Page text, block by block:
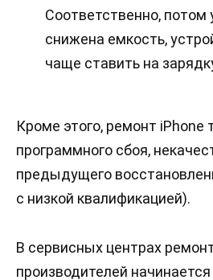
Соответственно, потом
снижена емкость,
чаще ставить на
Кроме этого, ремонт iPhone
программного сбоя,
предыдущего
с низкой квалификацией).
В сервисных центрах
производителей